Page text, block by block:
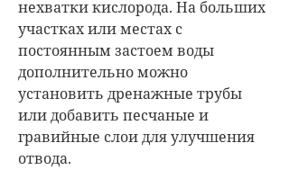
нехватки кислорода. На больших
участках или местах с
постоянным застоем воды
дополнительно можно
установить дренажные трубы
или добавить песчаные и
гравийные слои для улучшения
отвода.